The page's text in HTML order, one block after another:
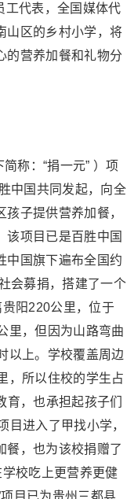
工代表，全国媒体代
山区的乡村小学，将
的营养加餐和礼物分
称：“捐一元” ）项
中国共同发起，向全
子提供营养加餐，
该项目已是百胜中国
中国旗下遍布全国约
会募捐，搭建了一个
贵阳220公里，位于
里，但因为山路弯曲
以上。学校覆盖周边
，所以住校的学生占
，也承担起孩子们
目进入了甲找小学，
餐，也为该校捐赠了
校吃上更营养更健
目已为贵州三都县